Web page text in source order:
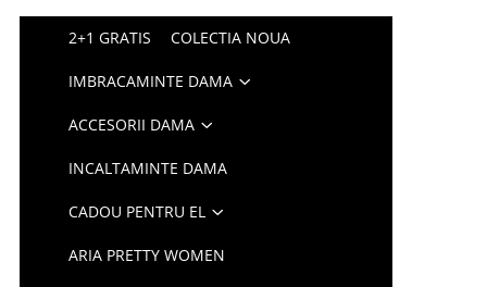
2+1 GRATIS COLECTIA NOUA
IMBRACAMINTE DAMA
ACCESORII DAMA
INCALTAMINTE DAMA
CADOU PENTRU EL
ARIA PRETTY WOMEN